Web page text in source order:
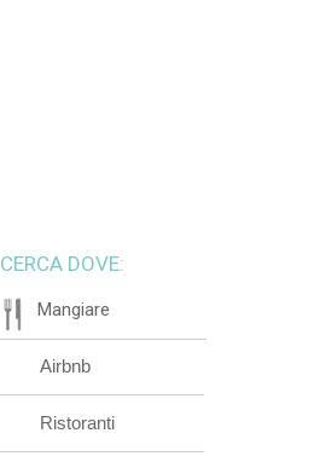
CERCA DOVE:
Mangiare
Airbnb
Ristoranti